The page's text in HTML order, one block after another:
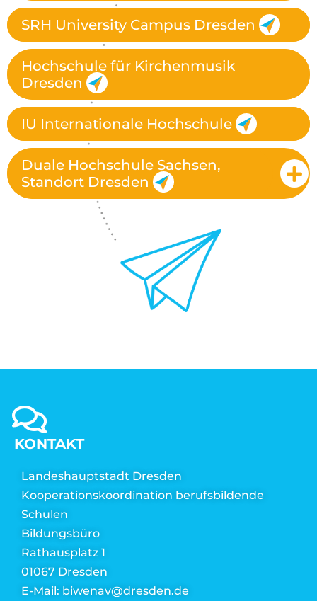
SRH University Campus Dresden
Hochschule für Kirchenmusik
Dresden
IU Internationale Hochschule
Duale Hochschule Sachsen,
Standort Dresden
KONTAKT
Landeshauptstadt Dresden
Kooperationskoordination berufsbildende
Schulen
Bildungsbüro
Rathausplatz 1
01067 Dresden
E-Mail: biwenav@dresden.de